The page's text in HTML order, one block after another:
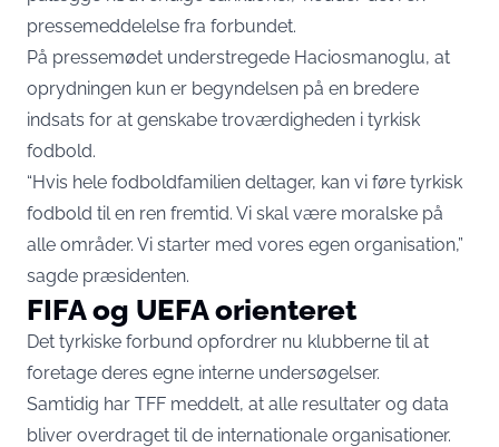
pressemeddelelse fra forbundet.
På pressemødet understregede Haciosmanoglu, at
oprydningen kun er begyndelsen på en bredere
indsats for at genskabe troværdigheden i tyrkisk
fodbold.
“Hvis hele fodboldfamilien deltager, kan vi føre tyrkisk
fodbold til en ren fremtid. Vi skal være moralske på
alle områder. Vi starter med vores egen organisation,”
sagde præsidenten.
FIFA og UEFA orienteret
Det tyrkiske forbund opfordrer nu klubberne til at
foretage deres egne interne undersøgelser.
Samtidig har TFF meddelt, at alle resultater og data
bliver overdraget til de internationale organisationer.